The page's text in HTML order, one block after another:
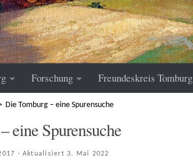
Forschung Freundeskreis Tomburg
Die Tomburg – eine Spurensuche
eine Spurensuche
· Aktualisiert 3. Mai 2022